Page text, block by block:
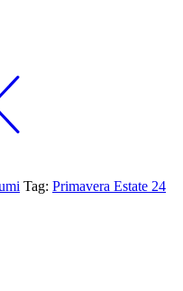
Tag: Primavera Estate 24